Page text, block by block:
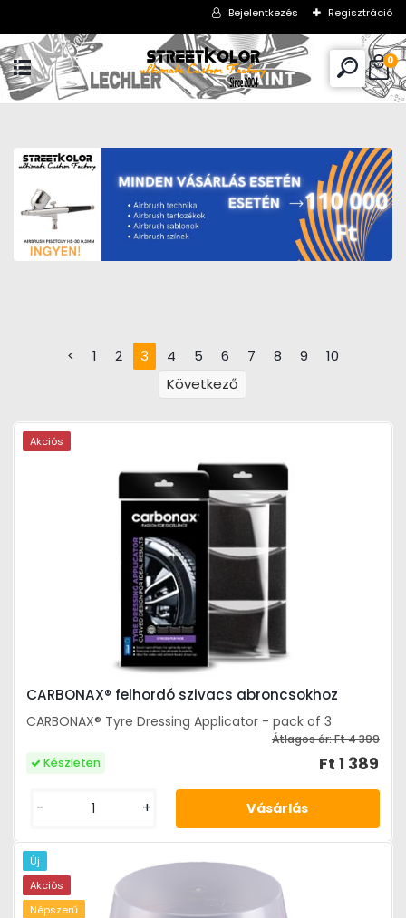
Bejelentkezés Regisztráció
0
< 1 2 3 4 5 6 7 8 9 10
CARBONAX® felhordó szivacs abroncsokhoz
CARBONAX® Tyre Dressing Applicator - pack of 3
Átlagos ár:Ft 4 399
Ft 1 389
Készleten
- +
Akciós
Új
Akciós
Népszerű